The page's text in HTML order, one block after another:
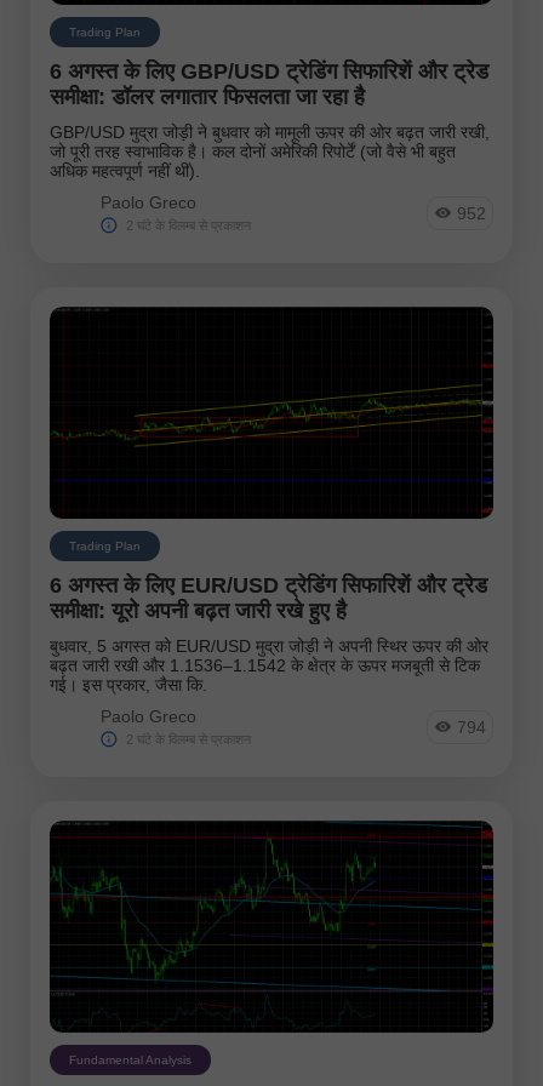
Trading Plan
Trend Line
फॉरेक्स वीडियो समीक्षा
उपकरण:
USDCAD
USDJPY AUDUSD
GBPJPY EURGBP
EURNZD
Gold #USDX
विश्लेषक:
विश्लेषकों की सूची पर जाएँ
Andreeva Natalia Bailey Laurie
Trading Plan
6 अगस्त के लिए GBP/USD ट्रेडिंग सिफारिशें और ट्रेड
समीक्षा: डॉलर लगातार फिसलता जा रहा है
GBP/USD मुद्रा जोड़ी ने बुधवार को मामूली ऊपर की ओर बढ़त जारी रखी,
जो पूरी तरह स्वाभाविक है। कल दोनों अमेरिकी रिपोर्टें (जो वैसे भी बहुत
अधिक महत्वपूर्ण नहीं थीं).
Paolo Greco
2 घंटे के विलम्ब से प्रकाशन
952
Trading Plan
6 अगस्त के लिए EUR/USD ट्रेडिंग सिफारिशें और ट्रेड
समीक्षा: यूरो अपनी बढ़त जारी रखे हुए है
बुधवार, 5 अगस्त को EUR/USD मुद्रा जोड़ी ने अपनी स्थिर ऊपर की ओर
बढ़त जारी रखी और 1.1536–1.1542 के क्षेत्र के ऊपर मजबूती से टिक
गई। इस प्रकार, जैसा कि.
Paolo Greco
2 घंटे के विलम्ब से प्रकाशन
794
Fundamental Analysis